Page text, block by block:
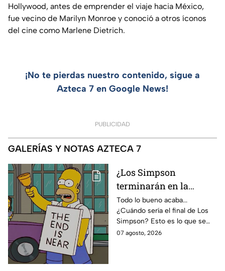
Hollywood, antes de emprender el viaje hacia México,
fue vecino de Marilyn Monroe y conoció a otros íconos
del cine como Marlene Dietrich.
¡No te pierdas nuestro contenido, sigue a
Azteca 7 en Google News!
PUBLICIDAD
GALERÍAS Y NOTAS AZTECA 7
¿Los Simpson
terminarán en la
temporada 40? Actriz
de Bart Simpson da
IMPACTANTE
declaración
Todo lo bueno acaba...
¿Cuándo sería el final de Los
Simpson? Esto es lo que se
sabe:
07 agosto, 2026